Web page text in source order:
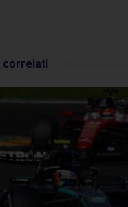
correlati